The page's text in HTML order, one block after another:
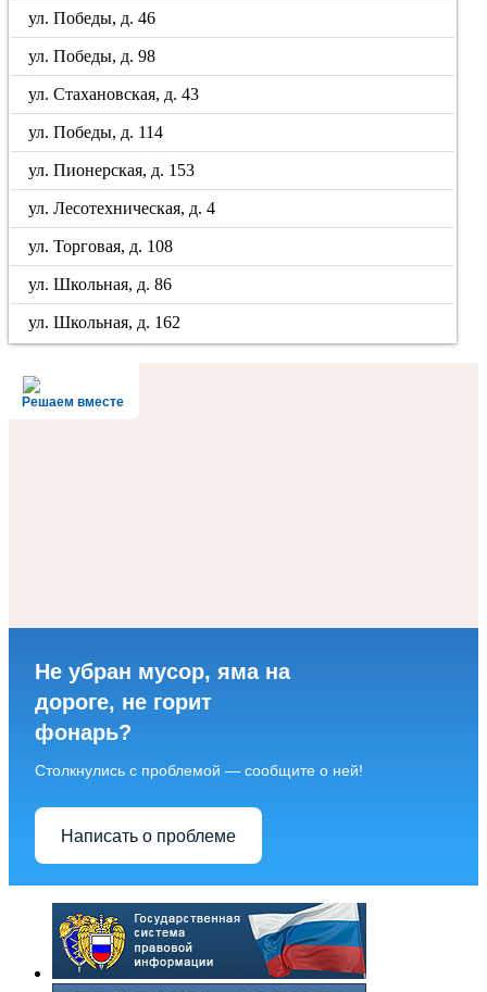
ул. Победы, д. 46
ул. Победы, д. 98
ул. Стахановская, д. 43
ул. Победы, д. 114
ул. Пионерская, д. 153
ул. Лесотехническая, д. 4
ул. Торговая, д. 108
ул. Школьная, д. 86
ул. Школьная, д. 162
Решаем вместе
Не убран мусор, яма на
дороге, не горит
фонарь?
Столкнулись с проблемой — сообщите о ней!
Написать о проблеме